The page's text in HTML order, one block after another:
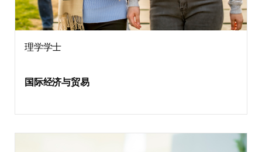
理学学士
国际经济与贸易